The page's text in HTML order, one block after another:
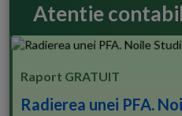
Atentie
Raport GRATUIT
Radierea unei PFA.